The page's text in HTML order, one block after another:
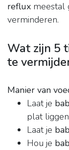
reflux meestal
verminderen.
Wat zijn 5
te
Manier van
Laat je
plat
Laat je
Hou je